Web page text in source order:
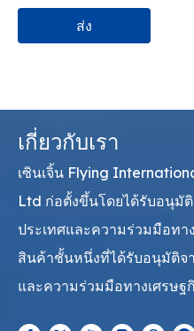
ส่ง
เกี่ยวกับเรา
เซินเจิ้น Flying
Ltd ก่อตั้งขึ้นโดยได้รับอนุมั
ประเทศและความร่วมมือทา
สินค้าชั้นหนึ่งที่ได้รับอนุมัติจ
และความร่วมมือทางเศรษฐ